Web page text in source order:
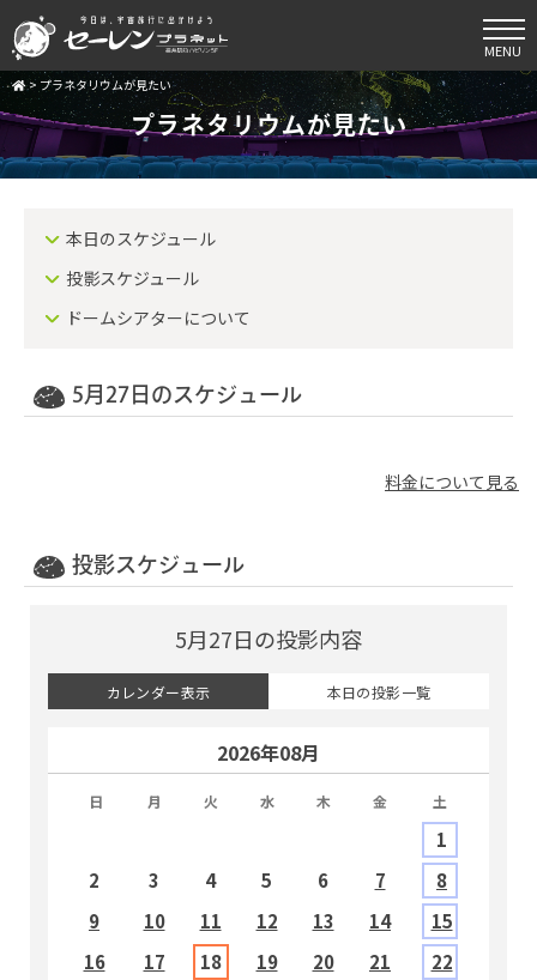
MENU
> プラネタリウムが見たい
プラネタリウムが見たい
本日のスケジュール
投影スケジュール
ドームシアターについて
5月27日のスケジュール
料金について見る
投影スケジュール
5月27日の投影内容
カレンダー表示 本日の投影一覧
2026年08月
日 月 火 水 木 金 土
1
2
3 4 5 6 7
8
9
10 11 12 13 14
15
16
17 18 19 20 21
22